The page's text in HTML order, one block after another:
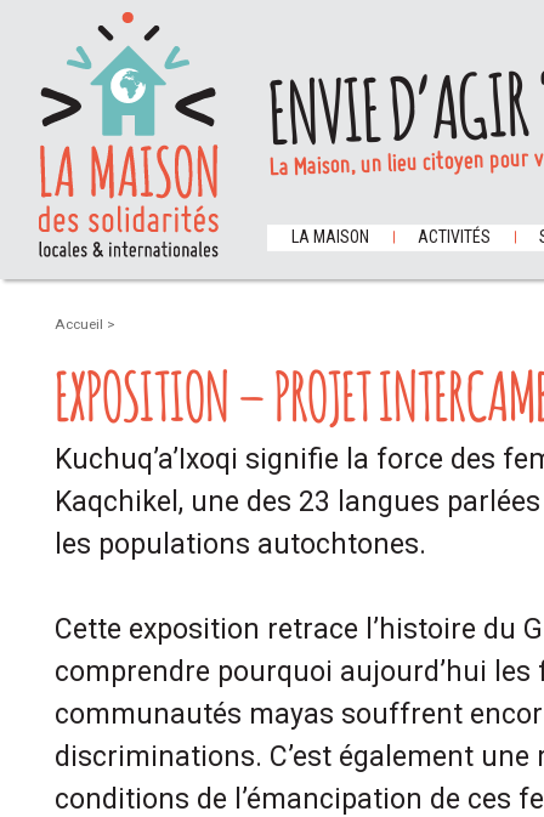
ENVIE
La Maison, un lieu citoyen
LA MAISON ACTIVITÉS
Accueil >
EXPOSITION – PROJET
Kuchuq’a’Ixoqi signifie la force des
Kaqchikel, une des 23 langues
les populations autochtones.
Cette exposition retrace l’histoire du
comprendre pourquoi aujourd’hui les
communautés mayas souffrent
discriminations. C’est également une
conditions de l’émancipation de ces